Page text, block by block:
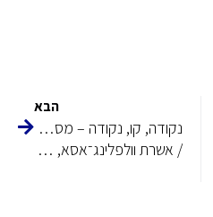
הבא
נקודה, קו, נקודה – מסע בין נרטיבים בשביל ישראל
/ אשרת וולפלינג־אסא, רות ליברטי־שלו